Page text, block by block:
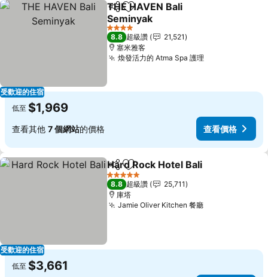
受歡迎的住宿
分享 加入我的最愛
THE HAVEN Bali
Seminyak
查看價格
4 星級
8.8 超級讚
21,521
塞米雅客
煥發活力的 Atma Spa 護理查看價格
低至 $1,969
查看其他 7 個網站的價格 查看價格
受歡迎的住宿
分享 加入我的最愛
Hard Rock Hotel Bali
5 星級
8.8 超級讚
25,711
庫塔
Jamie Oliver Kitchen 餐廳查看價格
低至 $3,661